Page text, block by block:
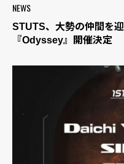
NEWS
STUTS、大勢の仲間を
『Odyssey』開催決定